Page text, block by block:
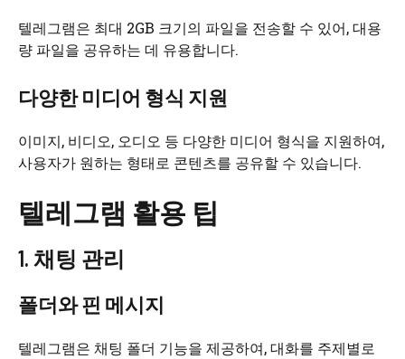
텔레그램은 최대 2GB 크기의 파일을 전송할 수 있어, 대용
량 파일을 공유하는 데 유용합니다.
다양한 미디어 형식 지원
이미지, 비디오, 오디오 등 다양한 미디어 형식을 지원하여,
사용자가 원하는 형태로 콘텐츠를 공유할 수 있습니다.
텔레그램 활용 팁
1. 채팅 관리
폴더와 핀 메시지
텔레그램은 채팅 폴더 기능을 제공하여, 대화를 주제별로